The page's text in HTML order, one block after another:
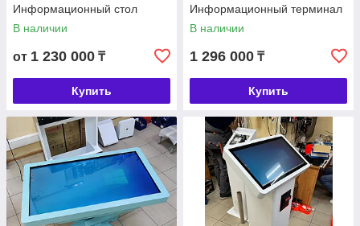
Информационный стол
В наличии
от 1 230 000 ₸
Купить
Информационный терминал
В наличии
1 296 000 ₸
Купить